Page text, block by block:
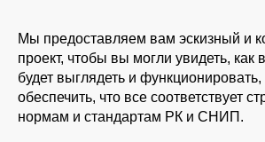
Мы предоставляем вам эскизный и
проект, чтобы вы могли увидеть,
будет выглядеть и функционировать,
обеспечить, что все соответствует
нормам и стандартам РК и СНИП.